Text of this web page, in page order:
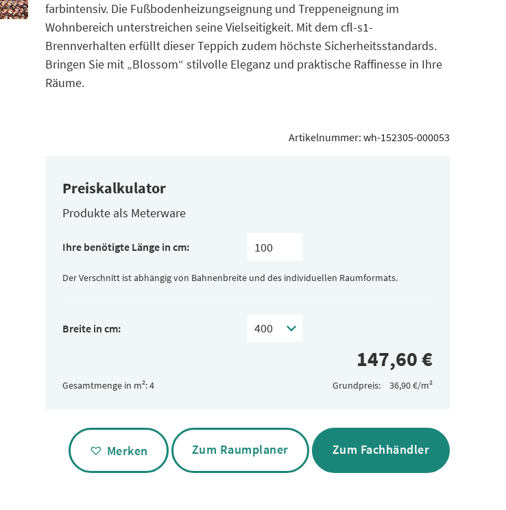
farbintensiv. Die Fußbodenheizungseignung und Treppeneignung im
Wohnbereich unterstreichen seine Vielseitigkeit. Mit dem cfl-s1-
Brennverhalten erfüllt dieser Teppich zudem höchste Sicherheitsstandards.
Bringen Sie mit „Blossom“ stilvolle Eleganz und praktische Raffinesse in Ihre
Räume.
Artikelnummer: wh-152305-000053
Preiskalkulator
Produkte als Meterware
Ihre benötigte Länge in cm:
Der Verschnitt ist abhängig von Bahnenbreite und des individuellen Raumformats.
Breite in cm:
Gesamtmenge in m²: Grundpreis:
Alternative:
Merken Zum Raumplaner Zum Fachhändler